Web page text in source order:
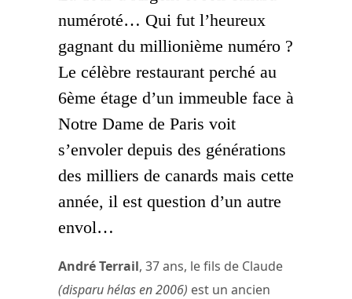
numéroté… Qui fut l’heureux
gagnant du millionième numéro ?
Le célèbre restaurant perché au
6ème étage d’un immeuble face à
Notre Dame de Paris voit
s’envoler depuis des générations
des milliers de canards mais cette
année, il est question d’un autre
envol…
André Terrail, 37 ans, le fils de Claude
(disparu hélas en 2006) est un ancien